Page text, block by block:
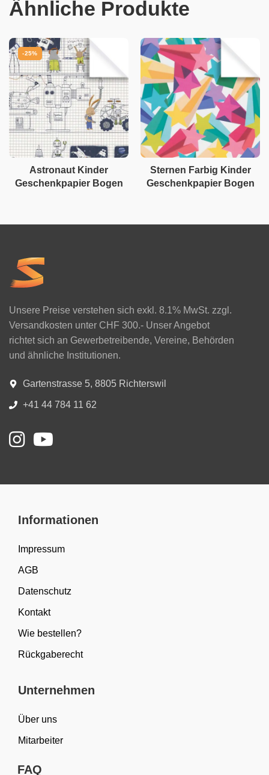
Ähnliche Produkte
-25%
Astronaut Kinder
Geschenkpapier Bogen
Sternen Farbig Kinder
Geschenkpapier Bogen
Unsere Preise verstehen sich exkl. 8.1% MwSt. zzgl.
Versandkosten unter CHF 300.- Unser Angebot
richtet sich an Gewerbetreibende, Vereine, Behörden
und ähnliche Institutionen.
Gartenstrasse 5, 8805 Richterswil
+41 44 784 11 62
Informationen
Impressum
AGB
Datenschutz
Kontakt
Wie bestellen?
Rückgaberecht
Unternehmen
Über uns
Mitarbeiter
FAQ